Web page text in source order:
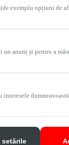
exemplu opțiuni de
anunț și pentru a
interesele
setările